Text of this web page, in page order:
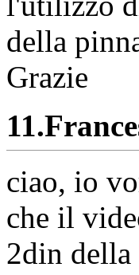
della
Grazie
11.
ciao, io
che il
2din